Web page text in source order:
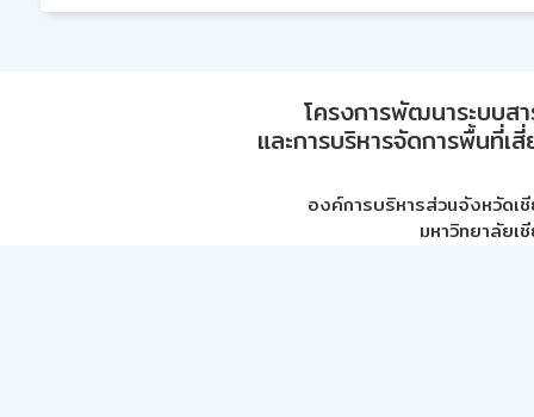
โครงการพัฒนาระบบส
และการบริหารจัดการพื้นที่เ
องค์การบริหารส่วนจังหวัดเ
มหาวิทยาลัยเ